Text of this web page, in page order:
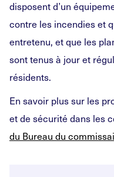
disposent d’un
contre les incendies et
entretenu, et que les
sont tenus à jour et
résidents.
En savoir plus sur les
et de sécurité dans les
du Bureau du